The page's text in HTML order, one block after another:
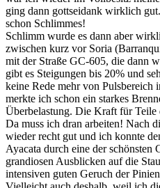
ging dann gottseidank wirklich
schon Schlimmes!
Schlimm wurde es dann aber
zwischen kurz vor Soria
mit der Straße GC-605, die dann
gibt es Steigungen bis 20% und
keine Rede mehr von Pulsbereich
merkte ich schon ein starkes
Überbelastung. Die Kraft für Teile
Da muss ich dran arbeiten! Nach
wieder recht gut und ich konnte
Ayacata durch eine der schönsten
grandiosen Ausblicken auf die
intensiven guten Geruch der